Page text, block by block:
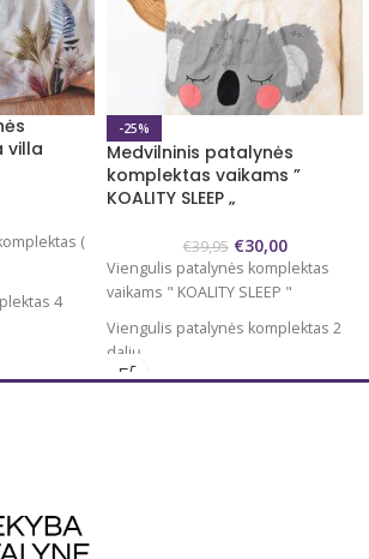
villa
(
4
cm 2 vnt.
-25%
Medvilninis patalynės
komplektas vaikams ”
KOALITY SLEEP „
€39,95 €30,00
Viengulis patalynės komplektas
vaikams " KOALITY SLEEP "
Viengulis patalynės komplektas 2
dalių
Užvalkalas antklodei 140x200/220